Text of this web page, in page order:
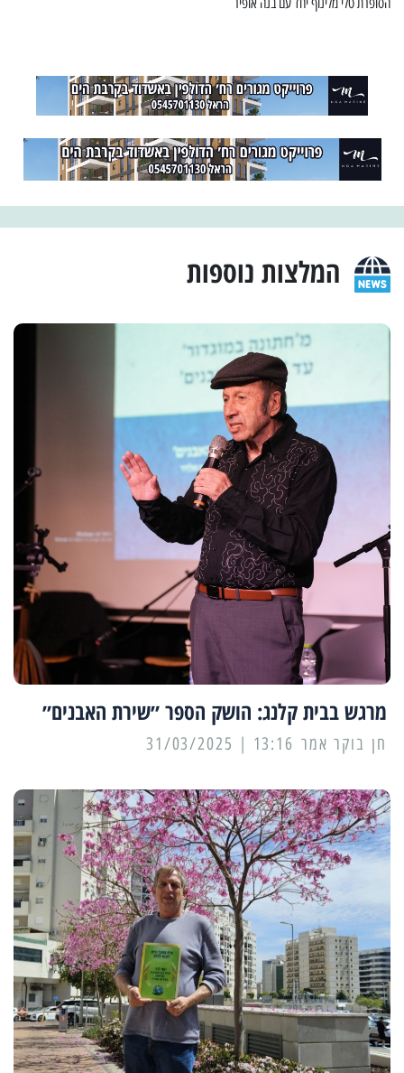
המלצות נוספות
מרגש בבית קלנג: הושק הספר ״שירת האבנים״
13:16 | 31/03/2025